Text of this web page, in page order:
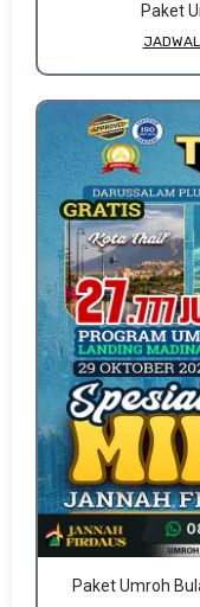
Paket
Paket Umroh